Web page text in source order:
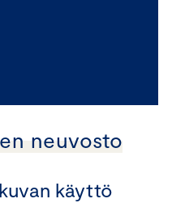
neuvosto
käyttö